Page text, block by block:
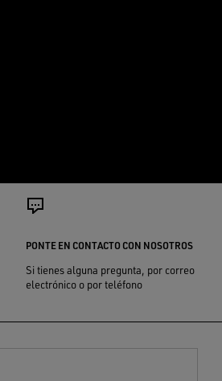
PONTE EN CONTACTO CON NOSOTROS
Si tienes alguna pregunta, por correo
electrónico o por teléfono